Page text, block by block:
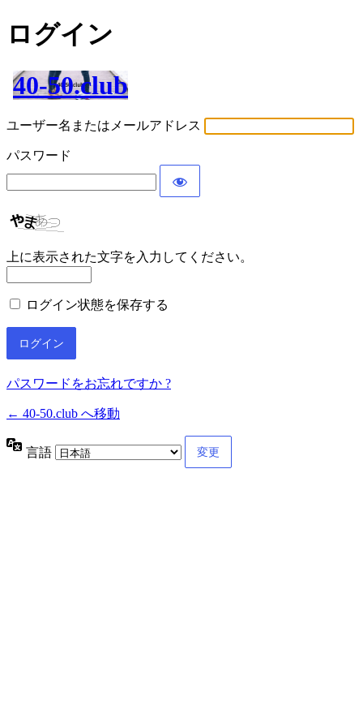
ログイン
40-50.club
ユーザー名またはメールアドレス
パスワード
上に表示された文字を入力してください。
ログイン状態を保存する
パスワードをお忘れですか ?
← 40-50.club へ移動
言語